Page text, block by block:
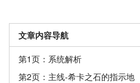
文章内容导航
第1页：系统解析
第2页：主线-希卡之石的指示地